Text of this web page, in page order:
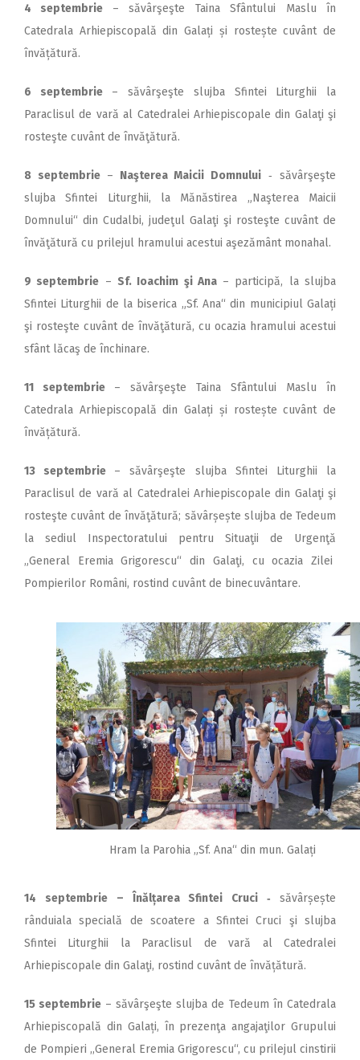
4 septembrie – săvârşeşte Taina Sfântului Maslu în
Catedrala Arhiepiscopală din Galați și rostește cuvânt de
învățătură.
6 septembrie– săvârşeşte slujba Sfintei Liturghii la
Paraclisul de vară al Catedralei Arhiepiscopale din Galaţi şi
rosteşte cuvânt de învăţătură.
8 septembrie – Naşterea Maicii Domnului ‑ săvârşeşte
slujba Sfintei Liturghii, la Mănăstirea „Naşterea Maicii
Domnului“ din Cudalbi, judeţul Galaţi şi rosteşte cuvânt de
învăţătură cu prilejul hramului acestui aşezământ monahal.
9 septembrie – Sf. Ioachim şi Ana– participă, la slujba
Sfintei Liturghii de la biserica „Sf. Ana“ din municipiul Galați
şi rosteşte cuvânt de învăţătură, cu ocazia hramului acestui
sfânt lăcaş de închinare.
11 septembrie – săvârşeşte Taina Sfântului Maslu în
Catedrala Arhiepiscopală din Galați și rostește cuvânt de
învățătură.
13 septembrie – săvârşeşte slujba Sfintei Liturghii la
Paraclisul de vară al Catedralei Arhiepiscopale din Galaţi şi
rosteşte cuvânt de învăţătură; săvârșește slujba de Tedeum
la sediul Inspectoratului pentru Situaţii de Urgenţă
„General Eremia Grigorescu“ din Galaţi, cu ocazia Zilei
Pompierilor Români, rostind cuvânt de binecuvântare.
Hram la Parohia „Sf. Ana“ din mun. Galați
14 septembrie – Înălțarea Sfintei Cruci ‑ săvârșește
rânduiala specială de scoatere a Sfintei Cruci şi slujba
Sfintei Liturghii la Paraclisul de vară al Catedralei
Arhiepiscopale din Galaţi, rostind cuvânt de învățătură.
15 septembrie – săvârşeşte slujba de Tedeum în Catedrala
Arhiepiscopală din Galați, în prezenţa angajaţilor Grupului
de Pompieri ,,General Eremia Grigorescu“, cu prilejul cinstirii